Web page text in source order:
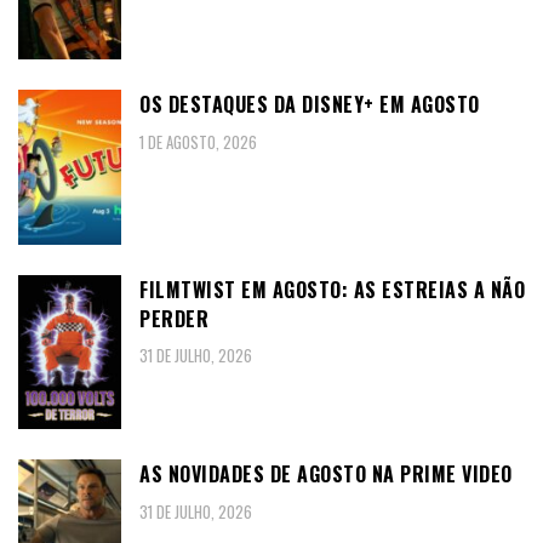
OS DESTAQUES DA DISNEY+ EM AGOSTO
1 DE AGOSTO, 2026
FILMTWIST EM AGOSTO: AS ESTREIAS A NÃO
PERDER
31 DE JULHO, 2026
AS NOVIDADES DE AGOSTO NA PRIME VIDEO
31 DE JULHO, 2026